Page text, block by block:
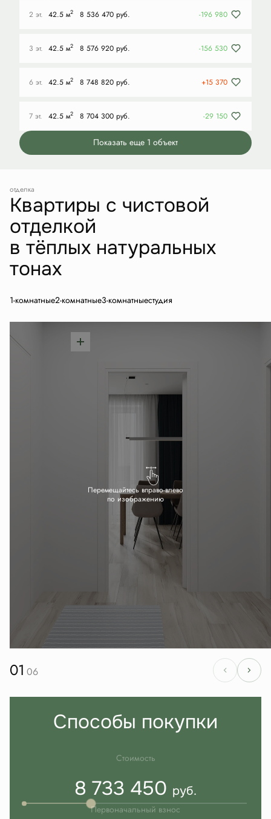
2 эт. 42.5 м2 8 536 470 руб. -196 980
3 эт. 42.5 м2 8 576 920 руб. -156 530
6 эт. 42.5 м2 8 748 820 руб. +15 370
7 эт. 42.5 м2 8 704 300 руб. -29 150
Показать еще 1 объект
отделка
Квартиры с чистовой
отделкой
в тёплых натуральных
тонах
1-комнатные2-комнатные3-комнатныестудия
Перемещайтесь вправо-влево
по изображению
01 06
Способы покупки
Стоимость
8 733 450 руб.
Первоначальный взнос